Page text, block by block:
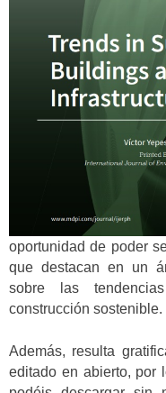
oportunidad de poder
que destacan en un
sobre las
construcción sostenible.
Además, resulta
editado en abierto, por